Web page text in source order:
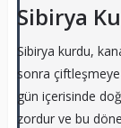
Sibirya
Sibirya kurdu,
sonra
gün içerisinde
zordur ve bu